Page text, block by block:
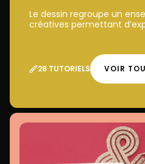
Le dessin regroupe un
créatives permettant
28 TUTORIELS VOIR